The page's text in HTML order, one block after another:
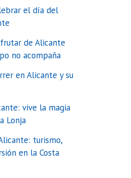
el día del
de Alicante
no acompaña
en Alicante y su
vive la magia
Lonja
turismo,
en la Costa